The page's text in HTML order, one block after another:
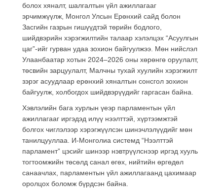
болох хяналт, шалгалтын үйл ажиллагааг
эрчимжүүлж, Монгол Улсын Ерөнхий сайд болон
Засгийн газрын гишүүдтэй төрийн бодлого,
шийдвэрийн хэрэгжилтийн талаар хэлэлцэх “Асуулгын
цаг”-ийг гурван удаа зохион байгуулжээ. Мөн нийслэл
Улаанбаатар хотын 2024–2026 оны хөрөнгө оруулалт,
төсвийн зарцуулалт, Малчны тухай хуулийн хэрэгжилт
зэрэг асуудлаар ерөнхий хяналтын сонсгол зохион
байгуулж, холбогдох шийдвэрүүдийг гаргасан байна.
Хэвлэлийн бага хурлын үеэр парламентын үйл
ажиллагааг иргэдэд илүү нээлттэй, хүртээмжтэй
болгох чиглэлээр хэрэгжүүлсэн шинэчлэлүүдийг мөн
танилцууллаа. И-Монголиа системд “Нээлттэй
парламент” цэсийг шинээр нэвтрүүлснээр иргэд хууль
тогтоомжийн төсөлд санал өгөх, нийтийн өргөдөл
санаачлах, парламентын үйл ажиллагаанд цахимаар
оролцох боломж бүрдсэн байна.